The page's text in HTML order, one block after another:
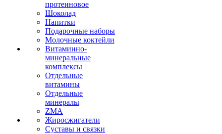
протеиновое
Шоколад
Напитки
Подарочные наборы
Молочные коктейли
Витаминно-
минеральные
комплексы
Отдельные
витамины
Отдельные
минералы
ZMA
Жиросжигатели
Суставы и связки